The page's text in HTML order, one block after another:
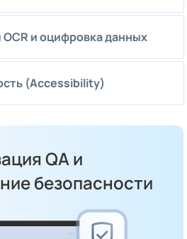
и оцифровка данных
(Accessibility)
QA и
безопасности